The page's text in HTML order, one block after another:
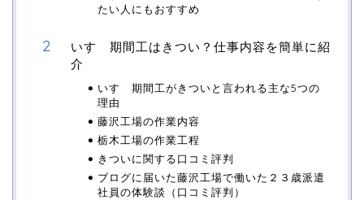
たい人にもおすすめ
いすゞ期間工はきつい？仕事内容を簡単に紹
介
いすゞ期間工がきついと言われる主な5つの
理由
藤沢工場の作業内容
栃木工場の作業工程
きついに関する口コミ評判
ブログに届いた藤沢工場で働いた２３歳派遣
社員の体験談（口コミ評判）